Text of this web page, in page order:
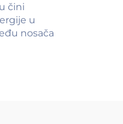
čini
u
nosača